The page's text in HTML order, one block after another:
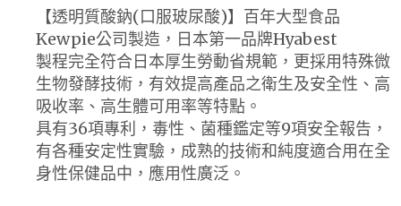
【透明質酸鈉(口服玻尿酸)】百年大型食品
Kewpie公司製造，日本第一品牌Hyabest
製程完全符合日本厚生勞動省規範，更採用特殊微
生物發酵技術，有效提高產品之衛生及安全性、高
吸收率、高生體可用率等特點。
具有36項專利，毒性、菌種鑑定等9項安全報告，
有各種安定性實驗，成熟的技術和純度適合用在全
身性保健品中，應用性廣泛。